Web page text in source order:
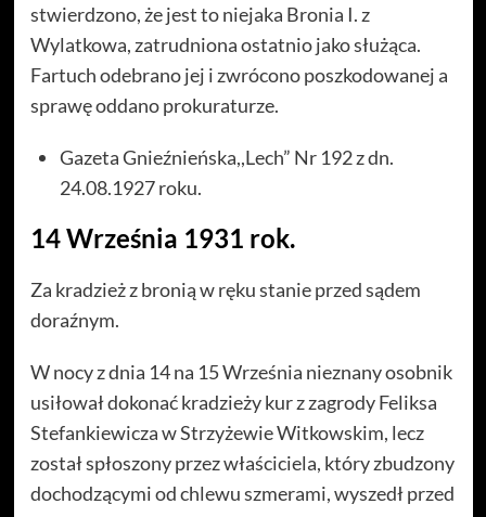
stwierdzono, że jest to niejaka Bronia I. z
Wylatkowa, zatrudniona ostatnio jako służąca.
Fartuch odebrano jej i zwrócono poszkodowanej a
sprawę oddano prokuraturze.
Gazeta Gnieźnieńska,,Lech” Nr 192 z dn.
24.08.1927 roku.
14 Września 1931 rok.
Za kradzież z bronią w ręku stanie przed sądem
doraźnym.
W nocy z dnia 14 na 15 Września nieznany osobnik
usiłował dokonać kradzieży kur z zagrody Feliksa
Stefankiewicza w Strzyżewie Witkowskim, lecz
został spłoszony przez właściciela, który zbudzony
dochodzącymi od chlewu szmerami, wyszedł przed